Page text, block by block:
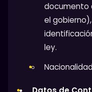
documento
el
ley.